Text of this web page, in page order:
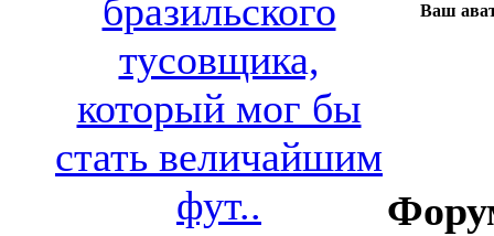
бразильского
тусовщика,
который мог бы
стать величайшим
фут..
Ваш